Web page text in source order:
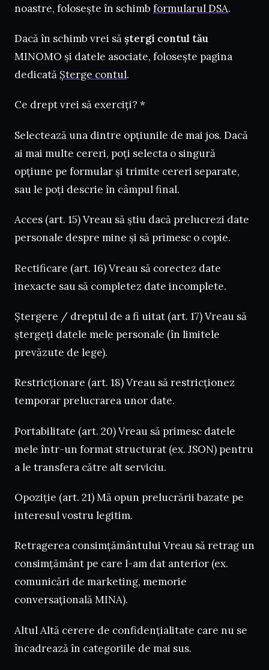
noastre, folosește în schimb formularul DSA.
Dacă în schimb vrei săștergi contul tău
MINOMO și datele asociate, folosește pagina
dedicată Șterge contul.
Ce drept vrei să exerciți? *
Selectează una dintre opțiunile de mai jos. Dacă
ai mai multe cereri, poți selecta o singură
opțiune pe formular și trimite cereri separate,
sau le poți descrie în câmpul final.
Acces (art. 15) Vreau să știu dacă prelucrezi date
personale despre mine și să primesc o copie.
Rectificare (art. 16) Vreau să corectez date
inexacte sau să completez date incomplete.
Ștergere / dreptul de a fi uitat (art. 17) Vreau să
ștergeți datele mele personale (în limitele
prevăzute de lege).
Restricționare (art. 18) Vreau să restricționez
temporar prelucrarea unor date.
Portabilitate (art. 20) Vreau să primesc datele
mele într-un format structurat (ex. JSON) pentru
a le transfera către alt serviciu.
Opoziție (art. 21) Mă opun prelucrării bazate pe
interesul vostru legitim.
Retragerea consimțământului Vreau să retrag un
consimțământ pe care l-am dat anterior (ex.
comunicări de marketing, memorie
conversațională MINA).
Altul Altă cerere de confidențialitate care nu se
încadrează în categoriile de mai sus.